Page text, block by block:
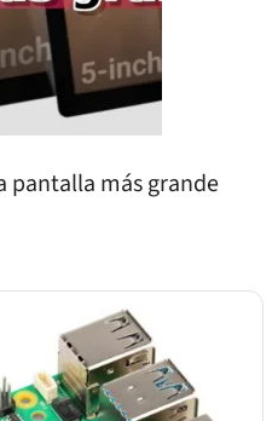
pantalla más grande